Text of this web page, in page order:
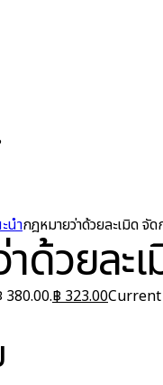
นำกฎหมายว่าด้วยละเมิด จั
ด้วยละ
฿ 323.00Current